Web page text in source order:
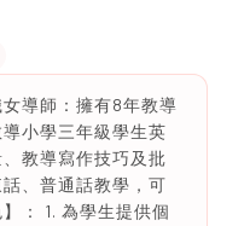
導師：擁有8年教導
小學三年級學生英
教導寫作技巧及批
、普通話教學，可
： 1. 為學生提供個